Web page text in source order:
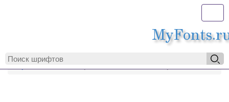
MyFonts.ru